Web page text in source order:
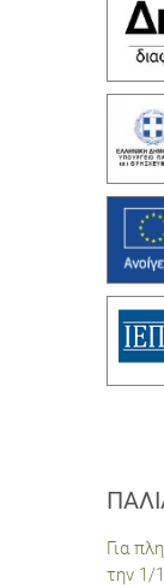
Για
την 1/